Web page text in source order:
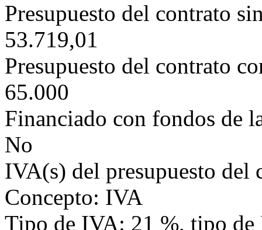
Presupuesto del contrato
53.719,01
Presupuesto del contrato
65.000
Financiado con fondos de
No
IVA(s) del presupuesto del
Concepto: IVA
Tipo de IVA: 21 %, tipo de